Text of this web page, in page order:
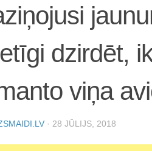
dzirdēt,
viņa
· 28 JŪLIJS, 2018